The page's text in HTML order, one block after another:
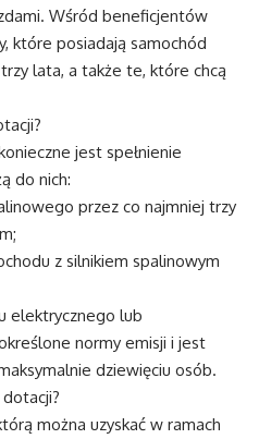
Wśród beneficjentów
które posiadają samochód
lata, a także te, które chcą
jest spełnienie
do nich:
przez co najmniej trzy
z silnikiem spalinowym
elektrycznego lub
normy emisji i jest
dziewięciu osób.
można uzyskać w ramach